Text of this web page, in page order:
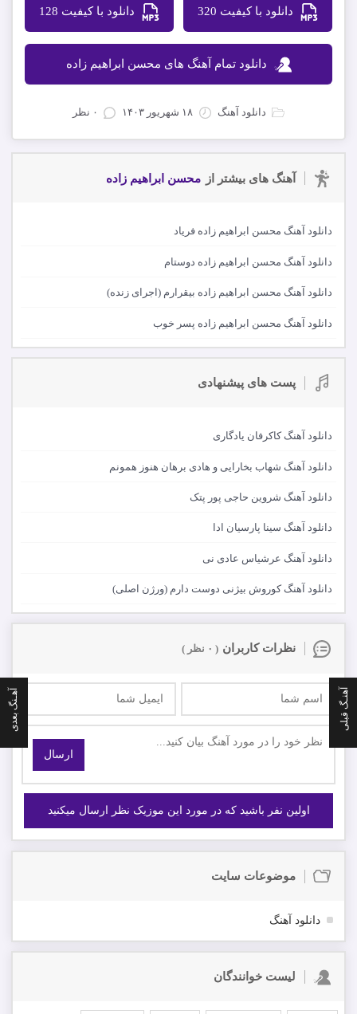
دانلود با کیفیت 320 دانلود با کیفیت 128
دانلود تمام آهنگ های محسن ابراهیم زاده
دانلود آهنگ ۱۸ شهریور ۱۴۰۳ ۰ نظر
آهنگ های بیشتر از محسن ابراهیم زاده
دانلود آهنگ محسن ابراهیم زاده فریاد
دانلود آهنگ محسن ابراهیم زاده دوستام
دانلود آهنگ محسن ابراهیم زاده بیقرارم (اجرای زنده)
دانلود آهنگ محسن ابراهیم زاده پسر خوب
پست های پیشنهادی
دانلود آهنگ کاکرفان یادگاری
دانلود آهنگ شهاب بخارایی و هادی برهان هنوز همونم
دانلود آهنگ شروین حاجی پور پتک
دانلود آهنگ سینا پارسیان ادا
دانلود آهنگ عرشیاس عادی نی
دانلود آهنگ کوروش بیژنی دوست دارم (ورژن اصلی)
نظرات کاربران ( ۰ نظر )
ارسال
اولین نفر باشید که در مورد این موزیک نظر ارسال میکنید
آهنـگ قبلی آهـنگ بعدی
موضوعات سایت
دانلود آهنگ
لیست خوانندگان